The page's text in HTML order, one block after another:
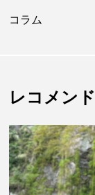
コラム
レコメンド